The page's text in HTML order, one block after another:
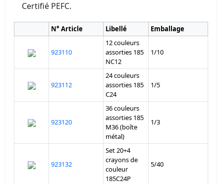
Certifié PEFC.
N° Article Libellé Emballage
923110
12 couleurs
assorties 185
NC12
1/10
923112
24 couleurs
assorties 185
C24
1/5
923120
36 couleurs
assorties 185
M36 (boîte
métal)
1/3
923132
Set 20+4
crayons de
couleur
185C24P
5/40